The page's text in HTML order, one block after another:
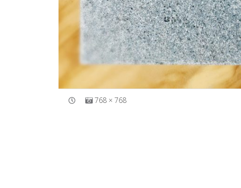
768 × 768